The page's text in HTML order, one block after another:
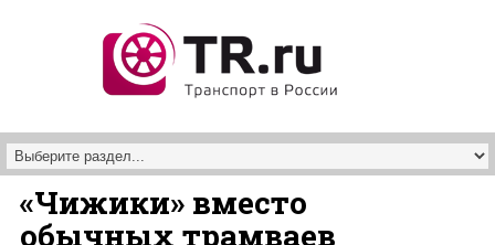
«Чижики» вместо
обычных трамваев